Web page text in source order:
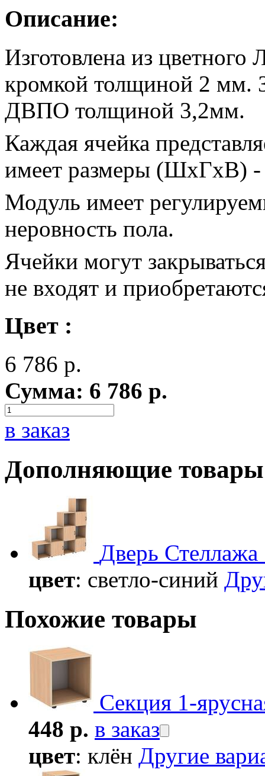
Описание:
Изготовлена из
кромкой толщиной 2 мм.
ДВПО толщиной 3,2мм.
Каждая ячейка
имеет размеры (ШхГхВ) -
Модуль имеет
неровность пола.
Ячейки могут
не входят и
Цвет :
6 786 р.
Сумма: 6 786 р.
в заказ
Дополняющие товары
Дверь
цвет: светло-синий
Похожие товары
Секция 1-
448 р. в заказ
цвет: клён Другие